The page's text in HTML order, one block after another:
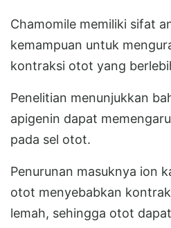
Chamomile memiliki sifat
kemampuan untuk
kontraksi otot yang
Penelitian menunjukkan
apigenin dapat
pada sel otot.
Penurunan masuknya ion
otot menyebabkan
lemah, sehingga otot